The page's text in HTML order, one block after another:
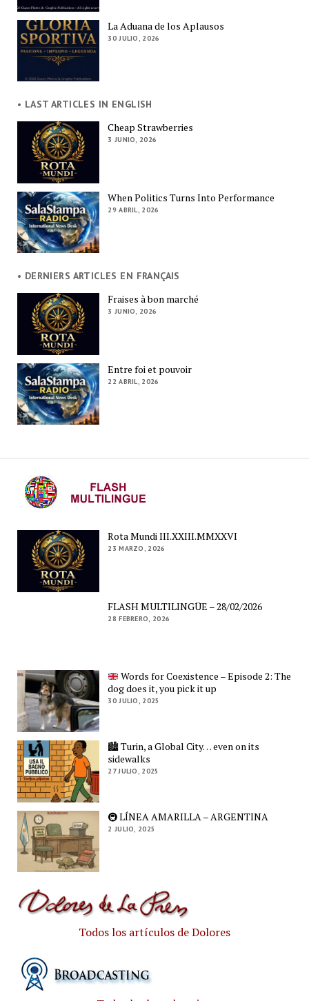
La Aduana de los Aplausos
30 JULIO, 2026
• LAST ARTICLES IN ENGLISH
Cheap Strawberries
3 JUNIO, 2026
When Politics Turns Into Performance
29 ABRIL, 2026
• DERNIERS ARTICLES EN FRANÇAIS
Fraises à bon marché
3 JUNIO, 2026
Entre foi et pouvoir
22 ABRIL, 2026
Rota Mundi III.XXIII.MMXXVI
23 MARZO, 2026
FLASH MULTILINGÜE – 28/02/2026
28 FEBRERO, 2026
Words for Coexistence – Episode 2: The
dog does it, you pick it up
30 JULIO, 2025
🏙️ Turin, a Global City… even on its
sidewalks
27 JULIO, 2025
🚇 LÍNEA AMARILLA – ARGENTINA
2 JULIO, 2025
Todos los artículos de Dolores